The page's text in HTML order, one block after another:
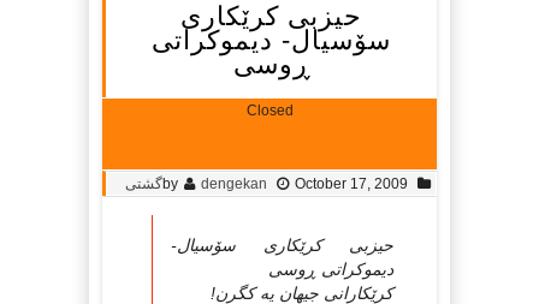
حیزبی كرێكاری
سۆسیال- دیموكراتی
ڕوسی
Closed
by dengekan October 17, 2009 گشتی
حیزبی كرێكاری سۆسیال-
دیموكراتی ڕوسی
كرێكارانی جیهان یه كگرن!